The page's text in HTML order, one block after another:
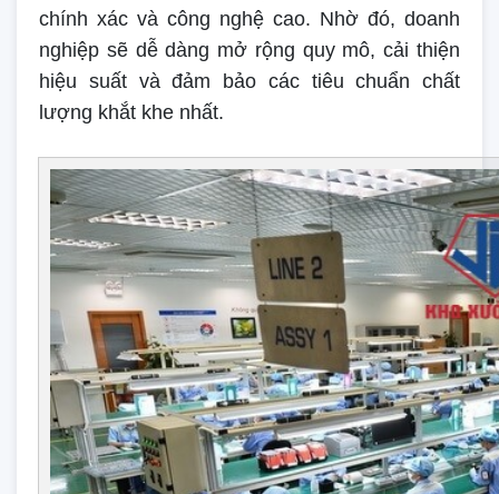
chính xác và công nghệ cao. Nhờ đó, doanh
nghiệp sẽ dễ dàng mở rộng quy mô, cải thiện
hiệu suất và đảm bảo các tiêu chuẩn chất
lượng khắt khe nhất.